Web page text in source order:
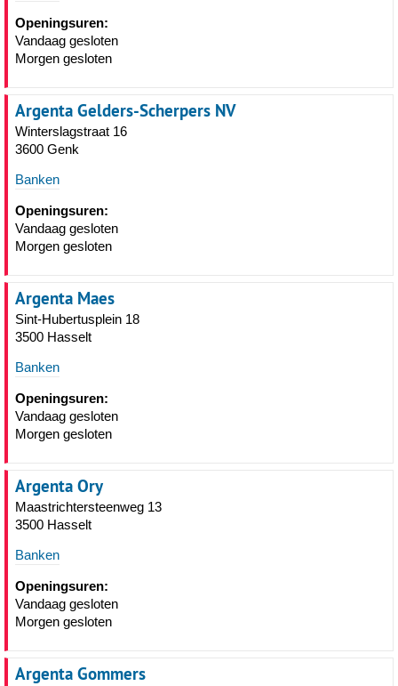
Openingsuren:
Vandaag gesloten
Morgen gesloten
Argenta Gelders-Scherpers NV
Winterslagstraat 16
3600 Genk
Banken
Openingsuren:
Vandaag gesloten
Morgen gesloten
Argenta Maes
Sint-Hubertusplein 18
3500 Hasselt
Banken
Openingsuren:
Vandaag gesloten
Morgen gesloten
Argenta Ory
Maastrichtersteenweg 13
3500 Hasselt
Banken
Openingsuren:
Vandaag gesloten
Morgen gesloten
Argenta Gommers